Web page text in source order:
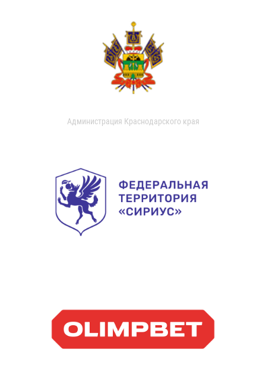
Администрация Краснодарского края